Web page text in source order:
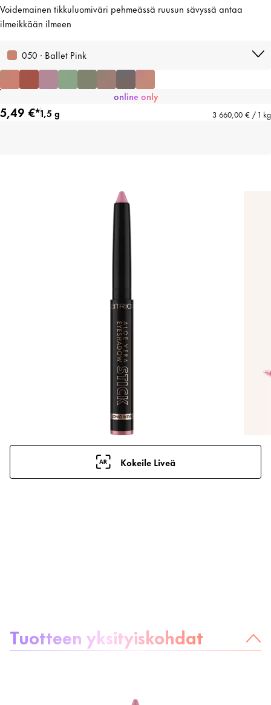
Voidemainen tikkuluomiväri pehmeässä ruusun sävyssä antaa
ilmeikkään ilmeen
050 · Ballet Pink
online only
5,49 €*1,5 g 3 660,00 € / 1 kg
Kokeile Liveä
Tuotteen yksityiskohdat